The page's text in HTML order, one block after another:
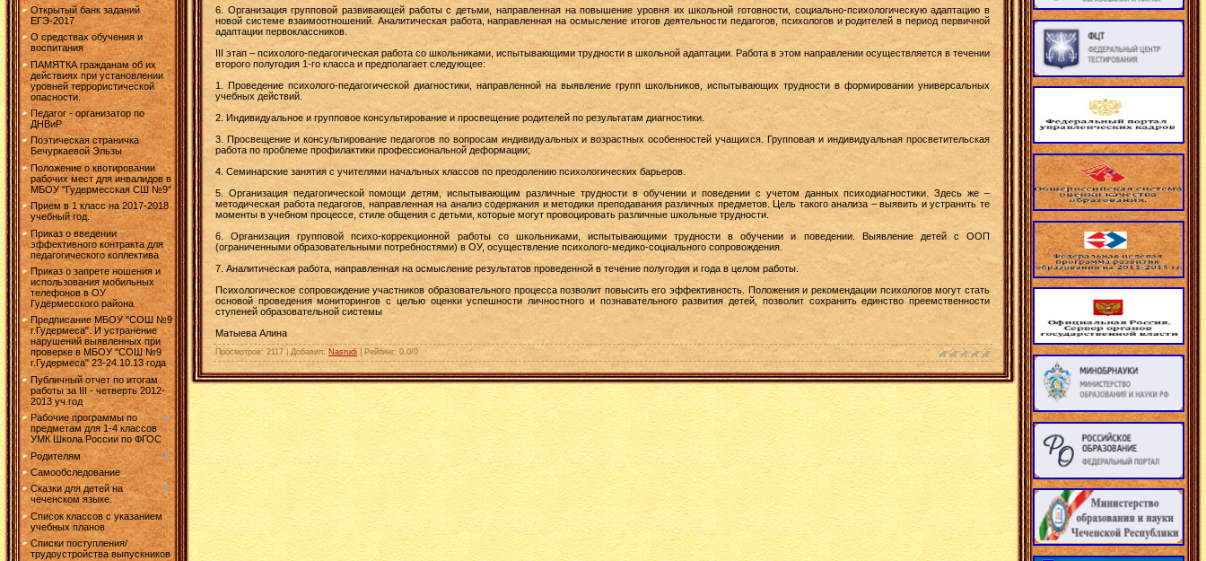
Открытый банк заданий
ЕГЭ-2017
О средствах обучения и
воспитания
ПАМЯТКА гражданам об их
действиях при установлении
уровней террористической
опасности.
Педагог - организатор по
ДНВиР
Поэтическая страничка
Бечуркаевой Эльзы
Положение о квотировании
рабочих мест для инвалидов в
МБОУ "Гудермесская СШ №9"
Прием в 1 класс на 2017-2018
учебный год.
Приказ о введении
эффективного контракта для
педагогического коллектива
Приказ о запрете ношения и
использования мобильных
телефонов в ОУ
Гудермесского района
Предписание МБОУ "СОШ №9
г.Гудермеса". И устранение
нарушений выявленных при
проверке в МБОУ "СОШ №9
г.Гудермеса" 23-24.10.13 года
Публичный отчет по итогам
работы за III - четверть 2012-
2013 уч.год
Рабочие программы по
предметам для 1-4 классов
УМК Школа России по ФГОС
Родителям
Самообследование
Сказки для детей на
чеченском языке.
Список классов с указанием
учебных планов
Списки поступления/
трудоустройства выпускников
6. Организация групповой развивающей работы с детьми, направленная на повышение уровня их школьной готовности, социально-психологическую адаптацию в
новой системе взаимоотношений. Аналитическая работа, направленная на осмысление итогов деятельности педагогов, психологов и родителей в период первичной
адаптации первоклассников.
III этап – психолого-педагогическая работа со школьниками, испытывающими трудности в школьной адаптации. Работа в этом направлении осуществляется в течении
второго полугодия 1-го класса и предполагает следующее:
1. Проведение психолого-педагогической диагностики, направленной на выявление групп школьников, испытывающих трудности в формировании универсальных
учебных действий.
2. Индивидуальное и групповое консультирование и просвещение родителей по результатам диагностики.
3. Просвещение и консультирование педагогов по вопросам индивидуальных и возрастных особенностей учащихся. Групповая и индивидуальная просветительская
работа по проблеме профилактики профессиональной деформации;
4. Семинарские занятия с учителями начальных классов по преодолению психологических барьеров.
5. Организация педагогической помощи детям, испытывающим различные трудности в обучении и поведении с учетом данных психодиагностики. Здесь же –
методическая работа педагогов, направленная на анализ содержания и методики преподавания различных предметов. Цель такого анализа – выявить и устранить те
моменты в учебном процессе, стиле общения с детьми, которые могут провоцировать различные школьные трудности.
6. Организация групповой психо-коррекционной работы со школьниками, испытывающими трудности в обучении и поведении. Выявление детей с ООП
(ограниченными образовательными потребностями) в ОУ, осуществление психолого-медико-социального сопровождения.
7. Аналитическая работа, направленная на осмысление результатов проведенной в течение полугодия и года в целом работы.
Психологическое сопровождение участников образовательного процесса позволит повысить его эффективность. Положения и рекомендации психологов могут стать
основой проведения мониторингов с целью оценки успешности личностного и познавательного развития детей, позволит сохранить единство преемственности
ступеней образовательной системы
Матыева Алина
Просмотров: 2117 | Добавил: Nasrudi Рейтинг: 0.0/0